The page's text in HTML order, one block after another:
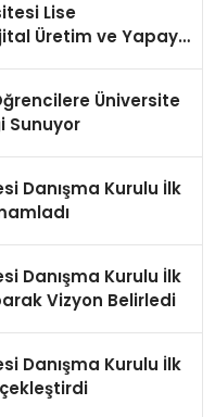
Lise
Üretim ve Yapay
Üniversite
Sunuyor
Danışma Kurulu İlk
Danışma Kurulu İlk
Vizyon Belirledi
Danışma Kurulu İlk